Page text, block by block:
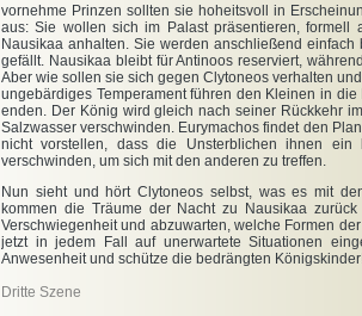
vornehme Prinzen sollten sie hoheitsvoll in
aus: Sie wollen sich im Palast präsentieren,
Nausikaa anhalten. Sie werden anschließend
gefällt. Nausikaa bleibt für Antinoos reserviert,
Aber wie sollen sie sich gegen Clytoneos verhalten
ungebärdiges Temperament führen den Kleinen in
enden. Der König wird gleich nach seiner Rückkehr
Salzwasser verschwinden. Eurymachos findet den
nicht vorstellen, dass die Unsterblichen ihnen ein
verschwinden, um sich mit den anderen zu treffen.
Nun sieht und hört Clytoneos selbst, was es mit
kommen die Träume der Nacht zu Nausikaa
Verschwiegenheit und abzuwarten, welche Formen
jetzt in jedem Fall auf unerwartete Situationen
Anwesenheit und schütze die bedrängten
Dritte Szene